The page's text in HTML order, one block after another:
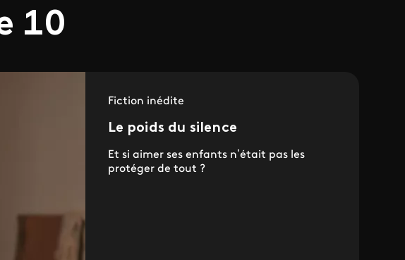
10
Fiction inédite
Le poids du silence
Et si aimer ses enfants n’était pas les
protéger de tout ?